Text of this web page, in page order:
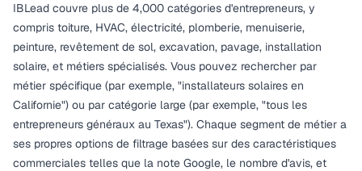
IBLead couvre plus de 4,000 catégories d'entrepreneurs, y
compris toiture, HVAC, électricité, plomberie, menuiserie,
peinture, revêtement de sol, excavation, pavage, installation
solaire, et métiers spécialisés. Vous pouvez rechercher par
métier spécifique (par exemple, "installateurs solaires en
Californie") ou par catégorie large (par exemple, "tous les
entrepreneurs généraux au Texas"). Chaque segment de métier a
ses propres options de filtrage basées sur des caractéristiques
commerciales telles que la note Google, le nombre d'avis, et